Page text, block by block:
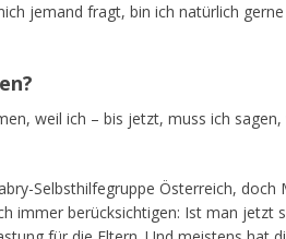
jemand fragt, bin ich natürlich
weil ich – bis jetzt, muss ich
Selbsthilfegruppe Österreich, doch
immer berücksichtigen: Ist man jetzt